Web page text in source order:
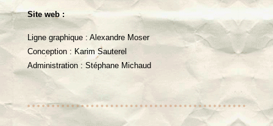
Site web :
Ligne graphique : Alexandre Moser
Conception : Karim Sauterel
Administration : Stéphane Michaud